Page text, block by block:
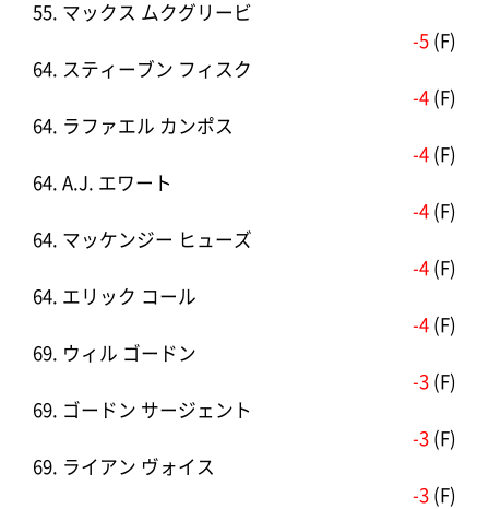
55. マックス ムクグリービ
-5 (F)
64. スティーブン フィスク
-4 (F)
64. ラファエル カンポス
-4 (F)
64. A.J. エワート
-4 (F)
64. マッケンジー ヒューズ
-4 (F)
64. エリック コール
-4 (F)
69. ウィル ゴードン
-3 (F)
69. ゴードン サージェント
-3 (F)
69. ライアン ヴォイス
-3 (F)